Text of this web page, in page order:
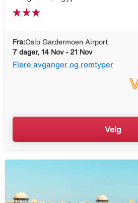
Fra:Oslo Gardermoen Airport
7 dager, 14 Nov - 21 Nov
Flere avganger og romtyper
Velg